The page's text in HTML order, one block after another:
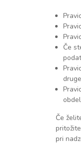
Če
Če
pri